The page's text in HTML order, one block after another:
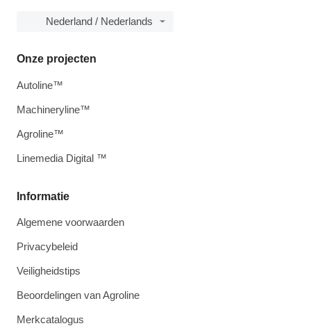
Nederland / Nederlands
Informatie
Algemene voorwaarden
Privacybeleid
Veiligheidstips
Beoordelingen van Agroline
Merkcatalogus
Onze projecten
Autoline™
Machineryline™
Agroline™
Linemedia Digital ™